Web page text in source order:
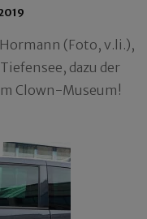
(Foto, v.li.),
dazu der
Clown-Museum!